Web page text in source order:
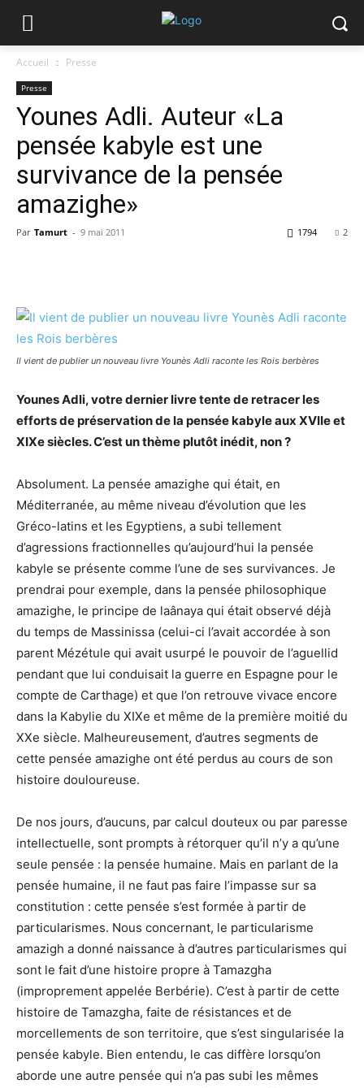
Accueil Presse
Presse
Younes Adli. Auteur «La
pensée kabyle est une
survivance de la pensée
amazighe»
Par Tamurt - 9 mai 2011 2
1794
Il vient de publier un nouveau livre Younès Adli raconte les Rois berbères
Younes Adli, votre dernier livre tente de retracer les
efforts de préservation de la pensée kabyle aux XVIIe et
XIXe siècles. C’est un thème plutôt inédit, non ?
Absolument. La pensée amazighe qui était, en
Méditerranée, au même niveau d’évolution que les
Gréco-latins et les Egyptiens, a subi tellement
d’agressions fractionnelles qu’aujourd’hui la pensée
kabyle se présente comme l’une de ses survivances. Je
prendrai pour exemple, dans la pensée philosophique
amazighe, le principe de laânaya qui était observé déjà
du temps de Massinissa (celui-ci l’avait accordée à son
parent Mézétule qui avait usurpé le pouvoir de l’aguellid
pendant que lui conduisait la guerre en Espagne pour le
compte de Carthage) et que l’on retrouve vivace encore
dans la Kabylie du XIXe et même de la première moitié du
XXe siècle. Malheureusement, d’autres segments de
cette pensée amazighe ont été perdus au cours de son
histoire douloureuse.
De nos jours, d’aucuns, par calcul douteux ou par paresse
intellectuelle, sont prompts à rétorquer qu’il n’y a qu’une
seule pensée : la pensée humaine. Mais en parlant de la
pensée humaine, il ne faut pas faire l’impasse sur sa
constitution : cette pensée s’est formée à partir de
particularismes. Nous concernant, le particularisme
amazigh a donné naissance à d’autres particularismes qui
sont le fait d’une histoire propre à Tamazgha
(improprement appelée Berbérie). C’est à partir de cette
histoire de Tamazgha, faite de résistances et de
morcellements de son territoire, que s’est singularisée la
pensée kabyle. Bien entendu, le cas diffère lorsqu’on
aborde une autre pensée qui n’a pas subi les mêmes